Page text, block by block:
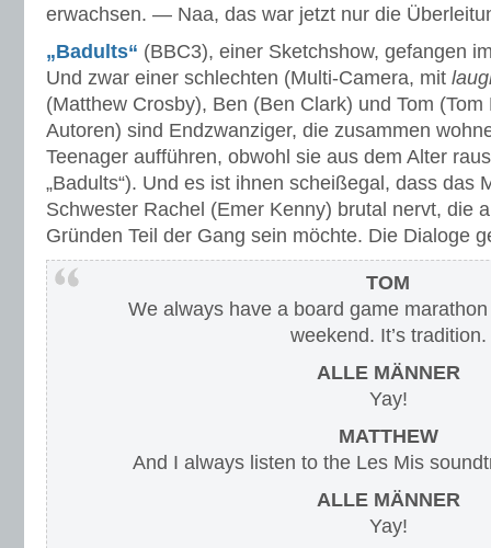
erwachsen. — Naa, das war jetzt nur die
„Badults“ (BBC3), einer Sketchshow, gefangen
Und zwar einer schlechten (Multi-Camera, mit
(Matthew Crosby), Ben (Ben Clark) und Tom
Autoren) sind Endzwanziger, die zusammen
Teenager aufführen, obwohl sie aus dem Alter
„Badults“). Und es ist ihnen scheißegal, dass das
Schwester Rachel (Emer Kenny) brutal nervt, die
Gründen Teil der Gang sein möchte. Die Dialoge
TOM
We always have a board game
weekend. It’s tradition.
ALLE MÄNNER
Yay!
MATTHEW
And I always listen to the Les Mis
ALLE MÄNNER
Yay!